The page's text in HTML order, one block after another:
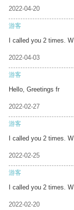
2022-04-20
游客
I called you 2 times. W
2022-04-03
游客
Hello, Greetings fr
2022-02-27
游客
I called you 2 times. W
2022-02-25
游客
I called you 2 times. W
2022-02-20